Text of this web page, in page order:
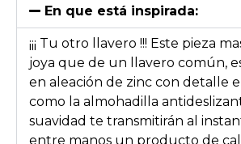
En que está inspirada:
¡¡¡ Tu otro llavero !!! Este pieza
joya que de un llavero común,
en aleación de zinc con detalle
como la almohadilla
suavidad te transmitirán al
entre manos un producto de